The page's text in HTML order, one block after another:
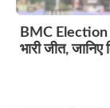
BMC Election
भारी जीत,